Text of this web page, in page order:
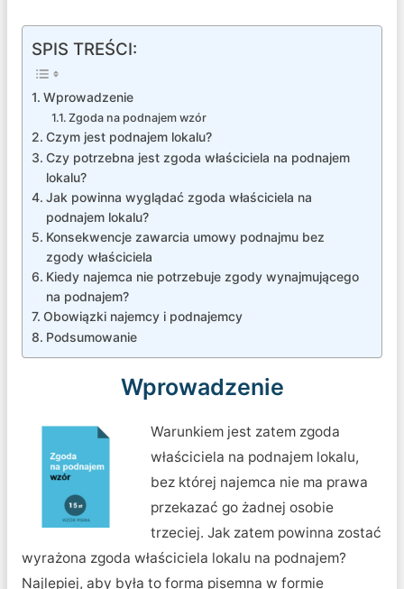
SPIS TREŚCI:
Wprowadzenie
Zgoda na podnajem wzór
Czym jest podnajem lokalu?
Czy potrzebna jest zgoda właściciela na podnajem
lokalu?
Jak powinna wyglądać zgoda właściciela na
podnajem lokalu?
Konsekwencje zawarcia umowy podnajmu bez
zgody właściciela
Kiedy najemca nie potrzebuje zgody wynajmującego
na podnajem?
Obowiązki najemcy i podnajemcy
Podsumowanie
Wprowadzenie
Warunkiem jest zatem zgoda
właściciela na podnajem lokalu,
bez której najemca nie ma prawa
przekazać go żadnej osobie
trzeciej. Jak zatem powinna zostać
wyrażona zgoda właściciela lokalu na podnajem?
Najlepiej, aby była to forma pisemna w formie